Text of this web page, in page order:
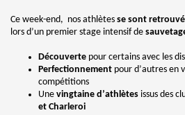
Ce week-end, nos athlètes se sont
lors d’un premier stage intensif de
Découverte pour certains avec les
Perfectionnement pour d’autres en
compétitions
Une vingtaine d’athlètes issus des
et Charleroi